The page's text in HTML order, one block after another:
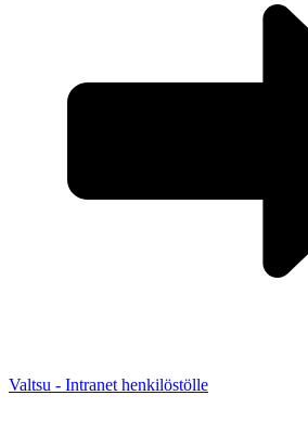
Valtsu - Intranet henkilöstölle